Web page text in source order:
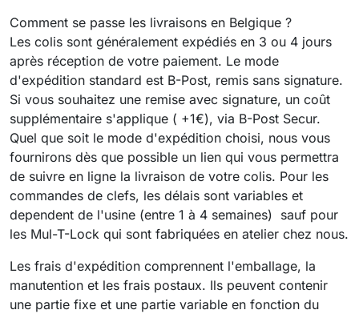
Comment se passe les livraisons en Belgique ?
Les colis sont généralement expédiés en 3 ou 4 jours
après réception de votre paiement. Le mode
d'expédition standard est B-Post, remis sans signature.
Si vous souhaitez une remise avec signature, un coût
supplémentaire s'applique ( +1€), via B-Post Secur.
Quel que soit le mode d'expédition choisi, nous vous
fournirons dès que possible un lien qui vous permettra
de suivre en ligne la livraison de votre colis. Pour les
commandes de clefs, les délais sont variables et
dependent de l'usine (entre 1 à 4 semaines) sauf pour
les Mul-T-Lock qui sont fabriquées en atelier chez nous.
Les frais d'expédition comprennent l'emballage, la
manutention et les frais postaux. Ils peuvent contenir
une partie fixe et une partie variable en fonction du